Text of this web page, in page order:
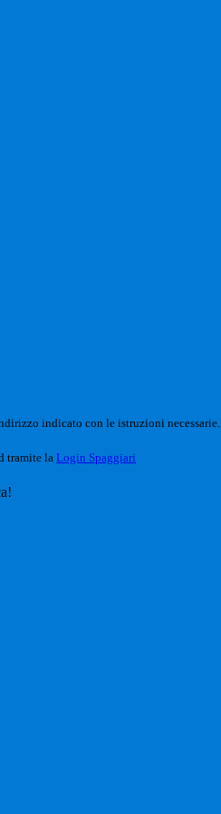
indicato con le istruzioni necessarie.
tramite la Login Spaggiari